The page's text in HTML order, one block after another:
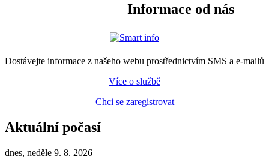
Informace od nás
Dostávejte informace z našeho webu prostřednictvím SMS a e-mailů
Více o službě
Chci se zaregistrovat
Aktuální počasí
dnes, neděle 9. 8. 2026